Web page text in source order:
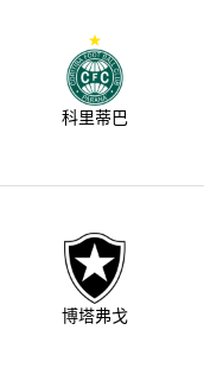
科里蒂巴
博塔弗戈